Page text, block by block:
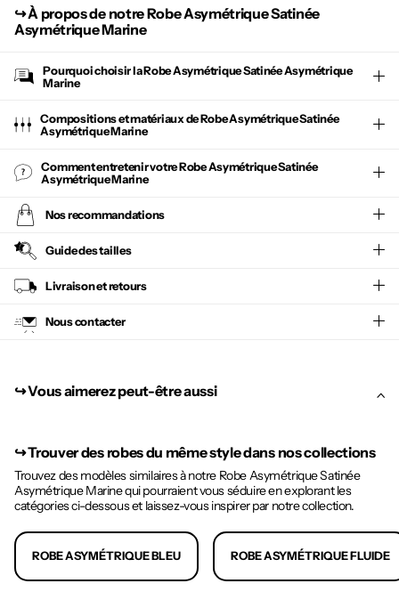
↪︎À propos de notre Robe Asymétrique Satinée
Asymétrique Marine
Pourquoi choisir laRobe Asymétrique Satinée Asymétrique
Marine
Compositions et matériaux de Robe Asymétrique Satinée
Asymétrique Marine
Comment entretenir votreRobe Asymétrique Satinée
Asymétrique Marine
Nos recommandations
Guide des tailles
Livraison et retours
Nous contacter
↪︎ Vous aimerez peut-être aussi
↪︎Trouver des robes du même style dans nos collections
Trouvez des modèles similaires à notre Robe Asymétrique Satinée
Asymétrique Marine qui pourraient vous séduire en explorant les
catégories ci-dessous et laissez-vous inspirer par notre collection.
ROBE ASYMÉTRIQUE BLEU ROBE ASYMÉTRIQUE FLUIDE